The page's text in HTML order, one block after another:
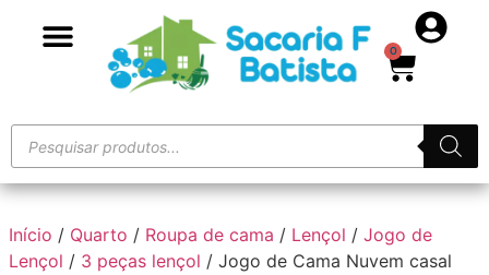
0
Início / Quarto / Roupa de cama / Lençol / Jogo de
Lençol / 3 peças lençol / Jogo de Cama Nuvem casal